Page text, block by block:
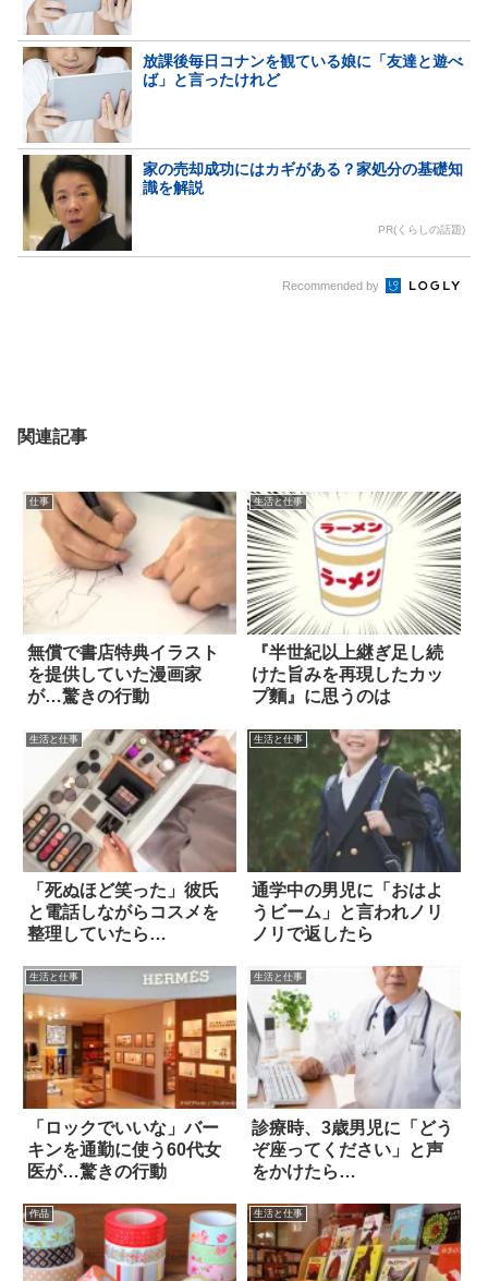
放課後毎日コナンを観ている娘に「友達と遊べ
ば」と言ったけれど
家の売却成功にはカギがある？家処分の基礎知
識を解説
PR(くらしの話題)
Recommended by
関連記事
仕事
無償で書店特典イラスト
を提供していた漫画家
が…驚きの行動
生活と仕事
『半世紀以上継ぎ足し続
けた旨みを再現したカッ
プ麵』に思うのは
生活と仕事
「死ぬほど笑った」彼氏
と電話しながらコスメを
整理していたら…
生活と仕事
通学中の男児に「おはよ
うビーム」と言われノリ
ノリで返したら
生活と仕事
「ロックでいいな」バー
キンを通勤に使う60代女
医が…驚きの行動
生活と仕事
診療時、3歳男児に「どう
ぞ座ってください」と声
をかけたら…
作品 生活と仕事